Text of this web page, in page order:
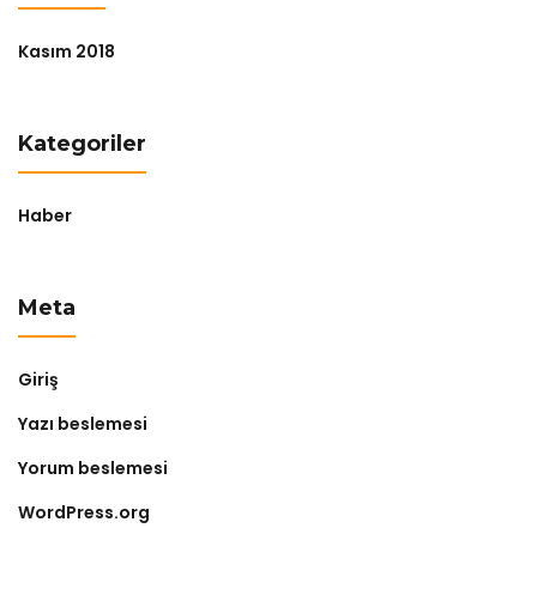
Kasım 2018
Kategoriler
Haber
Meta
Giriş
Yazı beslemesi
Yorum beslemesi
WordPress.org